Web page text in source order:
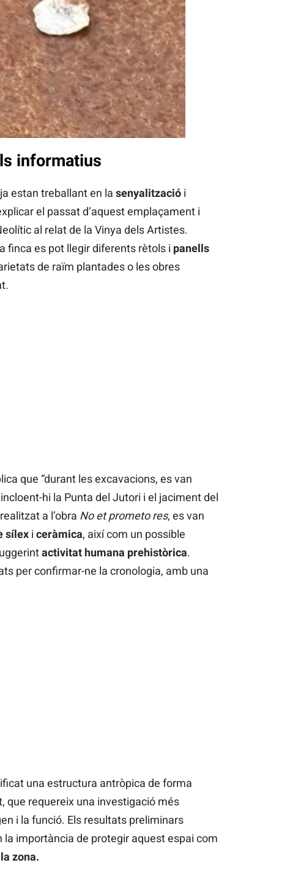
informatius
estan treballant en la senyalitzaciói
el passat d’aquest emplaçament i
al relat de la Vinya dels Artistes.
finca es pot llegir diferents rètols i panells
de raïm plantades o les obres
que “durant les excavacions, es van
hi la Punta del Jutori i el jaciment del
a l’obra No et prometo res, es van
sílexi ceràmica, així com un possible
activitat humana prehistòrica.
per confirmar-ne la cronologia, amb una
una estructura antròpica de forma
que requereix una investigació més
i la funció. Els resultats preliminars
la importància de protegir aquest espai com
zona.